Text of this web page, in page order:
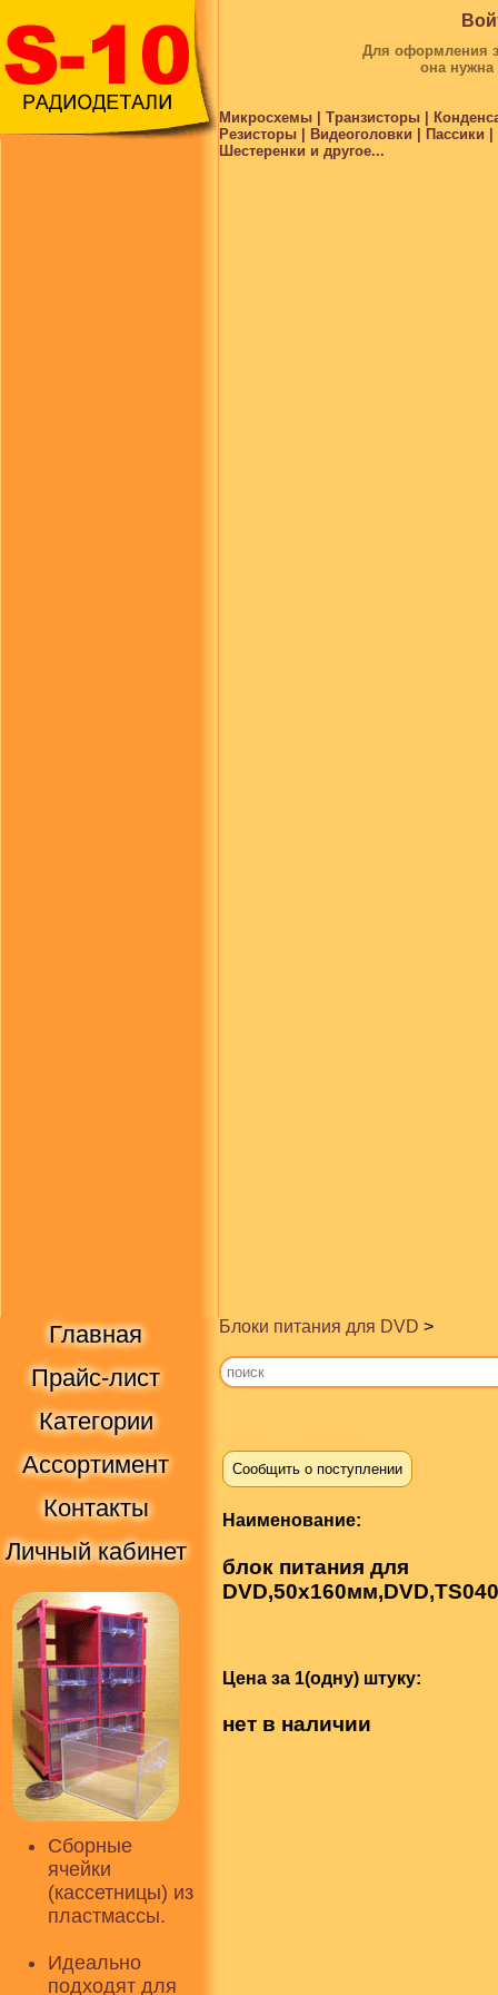
Для оформления
она
Микросхемы | Транзисторы |
Резисторы | Видеоголовки |
Шестеренки и другое...
Главная
Прайс-лист
Категории
Ассортимент
Контакты
Личный кабинет
Сборные
ячейки
(кассетницы) из
пластмассы.
Идеально
подходят для
Блоки питания для DVD >
Сообщить о поступлении
Наименование:
блок питания для
Цена за 1(одну) штуку:
нет в наличии